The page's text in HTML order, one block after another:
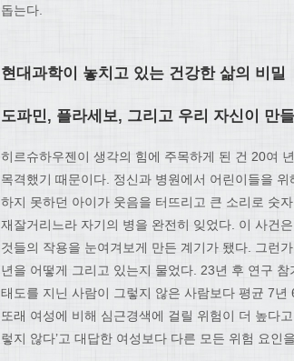
돕는다.
현대과학이 놓치고 있는 건강한 삶의 비밀
도파민, 플라세보, 그리고 우리 자신이 만
히르슈하우젠이 생각의 힘에 주목하게 된 건 20여
목격했기 때문이다. 정신과 병원에서 어린이들을
하지 못하던 아이가 웃음을 터뜨리고 큰 소리로 숫
재잘거리느라 자기의 병을 완전히 잊었다. 이 사건
것들의 작용을 눈여겨보게 만든 계기가 됐다. 그런
년을 어떻게 그리고 있는지 물었다. 23년 후 연구
태도를 지닌 사람이 그렇지 않은 사람보다 평균 7
또래 여성에 비해 심근경색에 걸릴 위험이 더 높다
렇지 않다’고 대답한 여성보다 다른 모든 위험 요인